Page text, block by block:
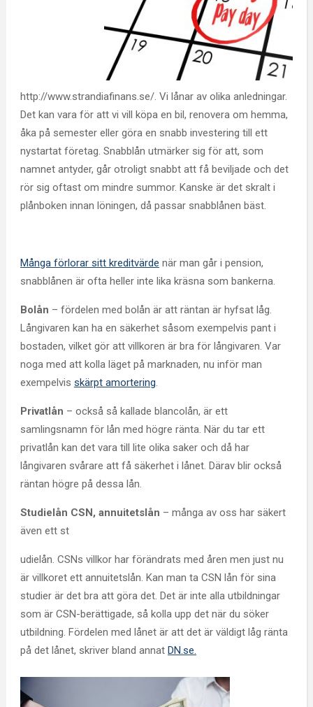
http://www.strandiafinans.se/. Vi lånar av olika anledningar.
Det kan vara för att vi vill köpa en bil, renovera om hemma,
åka på semester eller göra en snabb investering till ett
nystartat företag. Snabblån utmärker sig för att, som
namnet antyder, går otroligt snabbt att få beviljade och det
rör sig oftast om mindre summor. Kanske är det skralt i
plånboken innan löningen, då passar snabblånen bäst.
Många förlorar sitt kreditvärde när man går i pension,
snabblånen är ofta heller inte lika kräsna som bankerna.
Bolån – fördelen med bolån är att räntan är hyfsat låg.
Långivaren kan ha en säkerhet såsom exempelvis pant i
bostaden, vilket gör att villkoren är bra för långivaren. Var
noga med att kolla läget på marknaden, nu inför man
exempelvis skärpt amortering
Privatlån – också så kallade blancolån, är ett
samlingsnamn för lån med högre ränta. När du tar ett
privatlån kan det vara till lite olika saker och då har
långivaren svårare att få säkerhet i lånet. Därav blir också
räntan högre på dessa lån.
Studielån CSN, annuitetslån – många av oss har säkert
även ett st
udielån. CSNs villkor har förändrats med åren men just nu
är villkoret ett annuitetslån. Kan man ta CSN lån för sina
studier är det bra att göra det. Det är inte alla utbildningar
som är CSN-berättigade, så kolla upp det när du söker
utbildning. Fördelen med lånet är att det är väldigt låg ränta
på det lånet, skriver bland annat DN.se.